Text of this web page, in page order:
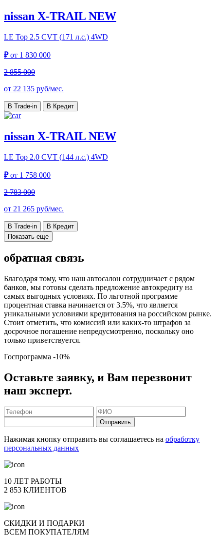
nissan X-TRAIL NEW
LE Top 2.5 CVT (171 л.с.) 4WD
₽от 1 830 000
2 855 000
от 22 135 руб/мес.
В Trade-in В Кредит
nissan X-TRAIL NEW
LE Top 2.0 CVT (144 л.с.) 4WD
₽от 1 758 000
2 783 000
от 21 265 руб/мес.
В Trade-in
В Кредит
Показать еще
обратная связь
Благодаря тому, что наш автосалон сотрудничает с рядом
банков, мы готовы сделать предложение автокредиту на
самых выгодных условиях. По льготной программе
процентная ставка начинается от 3.5%, что является
уникальными условиями кредитования на российском рынке.
Стоит отметить, что комиссий или каких-то штрафов за
досрочное погашение непредусмотренно, поскольку оно
только приветствуется.
Госпрограмма -10%
Оставьте заявку, и Вам перезвонит
наш эксперт.
Отправить
Нажимая кнопку отправить вы соглашаетесь на обработку
персональных данных
10 ЛЕТ РАБОТЫ
2 853 КЛИЕНТОВ
СКИДКИ И ПОДАРКИ
ВСЕМ ПОКУПАТЕЛЯМ